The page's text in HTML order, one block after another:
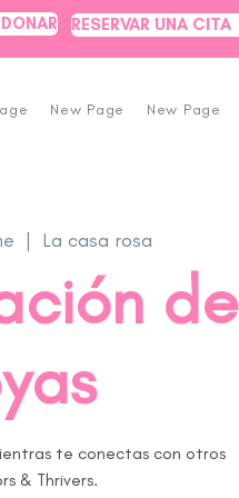
DONAR RESERVAR UNA CITA
New Page New Page
  |
La casa rosa
de
te conectas con otros
& Thrivers.